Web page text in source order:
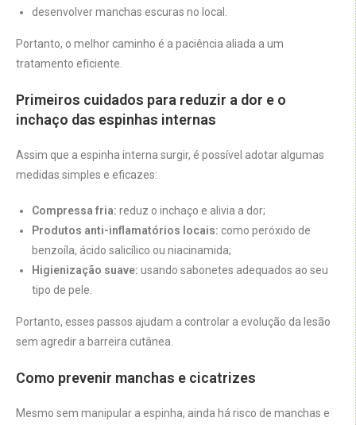
desenvolver manchas escuras no local.
Portanto, o melhor caminho é a paciência aliada a um
tratamento eficiente.
Primeiros cuidados para reduzir a dor e o
inchaço das espinhas internas
Assim que a espinha interna surgir, é possível adotar algumas
medidas simples e eficazes:
Compressa fria: reduz o inchaço e alivia a dor;
Produtos anti-inflamatórios locais: como peróxido de
benzoíla, ácido salicílico ou niacinamida;
Higienização suave: usando sabonetes adequados ao seu
tipo de pele.
Portanto, esses passos ajudam a controlar a evolução da lesão
sem agredir a barreira cutânea.
Como prevenir manchas e cicatrizes
Mesmo sem manipular a espinha, ainda há risco de manchas e